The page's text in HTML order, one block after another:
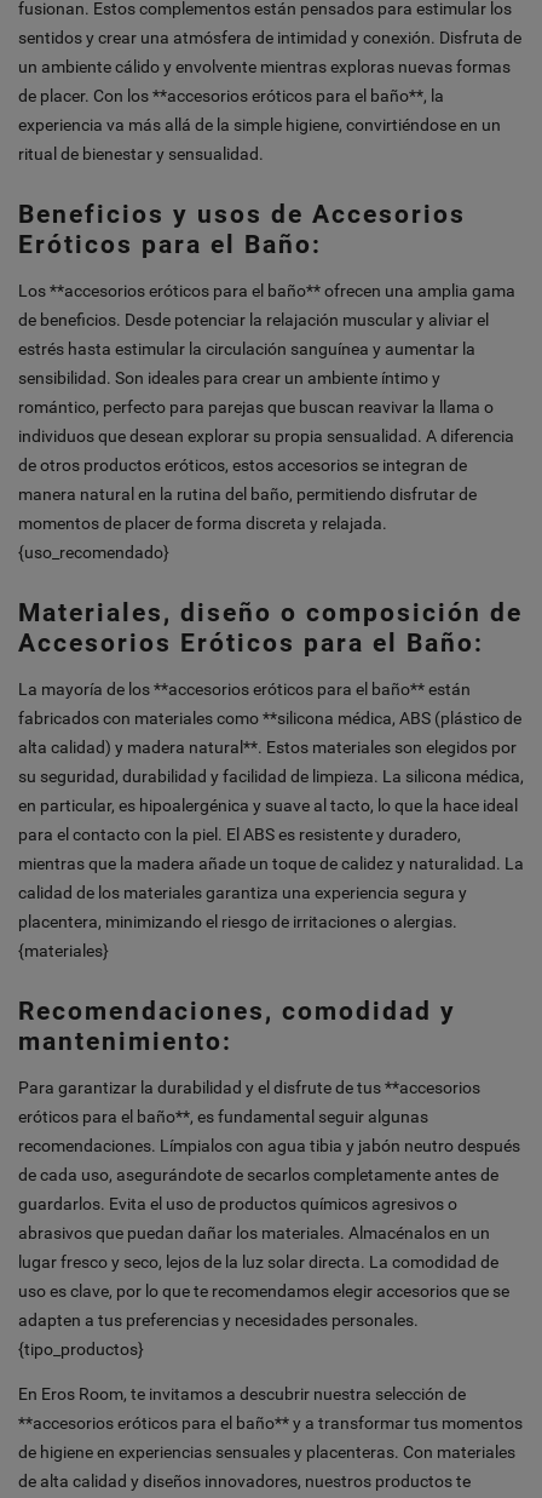
fusionan. Estos complementos están pensados para estimular los
sentidos y crear una atmósfera de intimidad y conexión. Disfruta de
un ambiente cálido y envolvente mientras exploras nuevas formas
de placer. Con los **accesorios eróticos para el baño**, la
experiencia va más allá de la simple higiene, convirtiéndose en un
ritual de bienestar y sensualidad.
Beneficios y usos de Accesorios
Eróticos para el Baño:
Los **accesorios eróticos para el baño** ofrecen una amplia gama
de beneficios. Desde potenciar la relajación muscular y aliviar el
estrés hasta estimular la circulación sanguínea y aumentar la
sensibilidad. Son ideales para crear un ambiente íntimo y
romántico, perfecto para parejas que buscan reavivar la llama o
individuos que desean explorar su propia sensualidad. A diferencia
de otros productos eróticos, estos accesorios se integran de
manera natural en la rutina del baño, permitiendo disfrutar de
momentos de placer de forma discreta y relajada.
{uso_recomendado}
Materiales, diseño o composición de
Accesorios Eróticos para el Baño:
La mayoría de los **accesorios eróticos para el baño** están
fabricados con materiales como **silicona médica, ABS (plástico de
alta calidad) y madera natural**. Estos materiales son elegidos por
su seguridad, durabilidad y facilidad de limpieza. La silicona médica,
en particular, es hipoalergénica y suave al tacto, lo que la hace ideal
para el contacto con la piel. El ABS es resistente y duradero,
mientras que la madera añade un toque de calidez y naturalidad. La
calidad de los materiales garantiza una experiencia segura y
placentera, minimizando el riesgo de irritaciones o alergias.
{materiales}
Recomendaciones, comodidad y
mantenimiento:
Para garantizar la durabilidad y el disfrute de tus **accesorios
eróticos para el baño**, es fundamental seguir algunas
recomendaciones. Límpialos con agua tibia y jabón neutro después
de cada uso, asegurándote de secarlos completamente antes de
guardarlos. Evita el uso de productos químicos agresivos o
abrasivos que puedan dañar los materiales. Almacénalos en un
lugar fresco y seco, lejos de la luz solar directa. La comodidad de
uso es clave, por lo que te recomendamos elegir accesorios que se
adapten a tus preferencias y necesidades personales.
{tipo_productos}
En Eros Room, te invitamos a descubrir nuestra selección de
**accesorios eróticos para el baño** y a transformar tus momentos
de higiene en experiencias sensuales y placenteras. Con materiales
de alta calidad y diseños innovadores, nuestros productos te